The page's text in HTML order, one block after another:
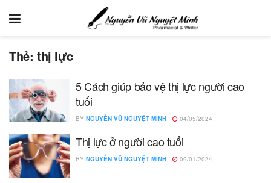
Thẻ: thị lực
5 Cách giúp bảo vệ thị lực người cao
tuổi
BY NGUYỄN VŨ NGUYỆT MINH 04/05/2024
Thị lực ở người cao tuổi
BY NGUYỄN VŨ NGUYỆT MINH 09/01/2024